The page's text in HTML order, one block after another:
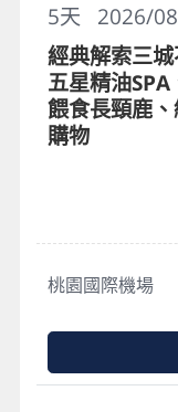
2026/
5天
經典解索三
五星精油
餵食長頸鹿
購物
桃園國際機場